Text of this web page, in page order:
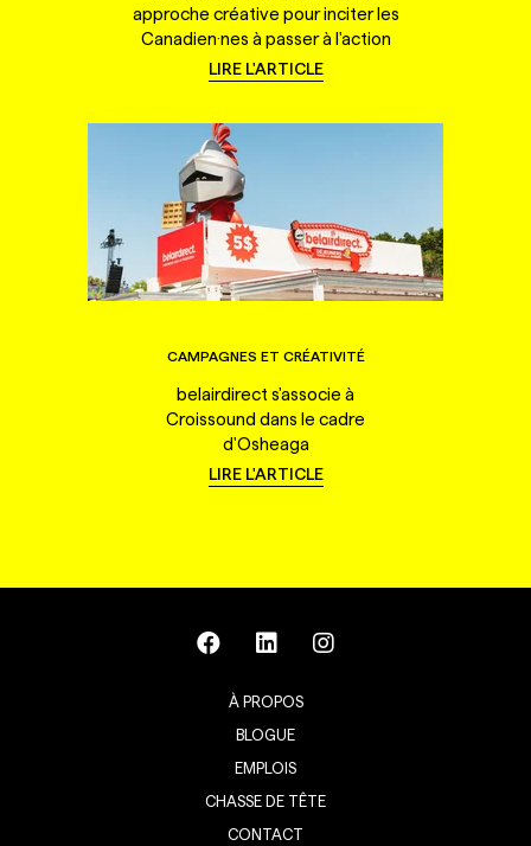
approche créative pour inciter les
Canadien·nes à passer à l'action
LIRE L'ARTICLE
CAMPAGNES ET CRÉATIVITÉ
belairdirect s'associe à
Croissound dans le cadre
d'Osheaga
LIRE L'ARTICLE
À PROPOS
BLOGUE
EMPLOIS
CHASSE DE TÊTE
CONTACT